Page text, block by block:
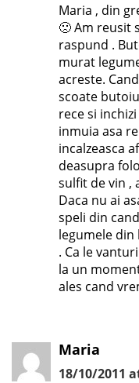
Maria , din
🙁 Am reusit
raspund .
murat
acreste.
scoate
rece si
inmuia asa
incalzeasca
deasupra
sulfit de vin ,
Daca nu ai
speli din
legumele din
. Ca le
la un
ales cand
Maria
18/10/2011